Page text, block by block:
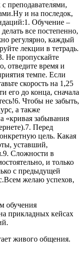
преподавателями,
и на последок,
Обучение –
все постепенно,
регулярно, каждый
лекции в тетрадь.
Не пропускайте
отведите время и
темпе. Если
скорость на 1,25
его до конца, сначала
Чтобы не забыть,
а также
«кривая забывания
Перед
цель. Какая
уставший,
Сложности в
и только
с предыдущей
желаю успехов,
обучения
прикладных кейсах
живого общения.